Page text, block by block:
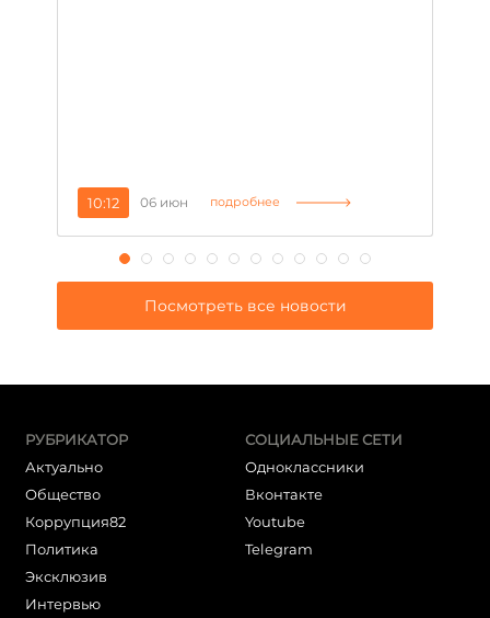
10:12 06 июн подробнее
Посмотреть все новости
РУБРИКАТОР
Актуально
Общество
Коррупция82
Политика
Эксклюзив
Интервью
СОЦИАЛЬНЫЕ СЕТИ
Одноклассники
Вконтакте
Youtube
Telegram